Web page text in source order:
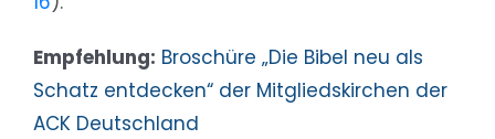
Empfehlung: Broschüre „Die Bibel neu als
Schatz entdecken“ der Mitgliedskirchen der
ACK Deutschland